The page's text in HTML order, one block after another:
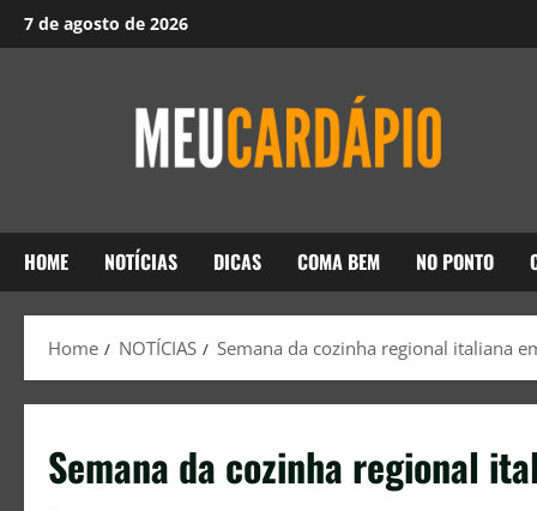
7 de agosto de 2026
HOME NOTÍCIAS DICAS COMA BEM NO PONTO
Home NOTÍCIAS Semana da cozinha regional italiana
Semana da cozinha regional